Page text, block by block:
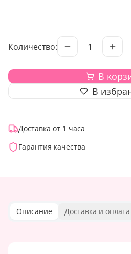
Количество: 1
В
В
Доставка от 1 часа
Гарантия качества
Описание Доставка и оплата